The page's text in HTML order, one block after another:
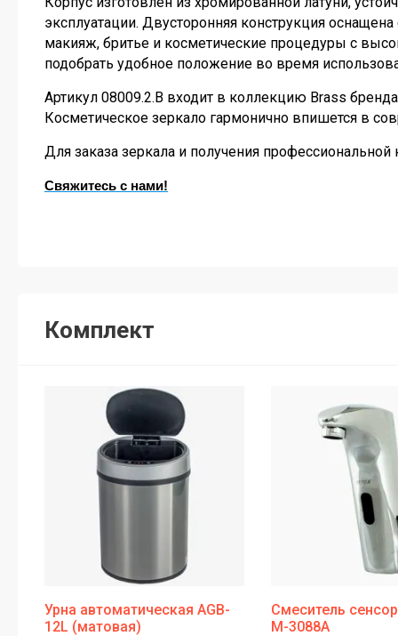
бумажные полотенца: почему
диспенсеры нельзя путать?
Диспенсерные системы Tork для
бумажных полотенец: как подобрать
совместимые диспенсеры и расходные
материалы
Смеситель с сушилкой для рук:
современное решение для
общественных санузлов!
Почему профессионалы выбирают
Nofer для оснащения общественных
Почему одни сушилки для рук служат
много лет, а другие ломаются уже
эксплуатации. Двусторонняя конструкция
макияж, бритье и косметические процедуры с
подобрать удобное положение во время
Артикул 08009.2.B входит в коллекцию Brass
Косметическое зеркало гармонично впишется в
Для заказа зеркала и получения
Свяжитесь с нами!
Комплект
Урна автоматическая AGB-
12L (матовая)
Смеситель
M-3088A